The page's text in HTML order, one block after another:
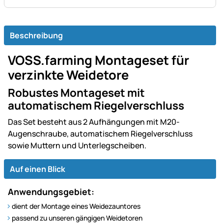
Beschreibung
VOSS.farming Montageset für
verzinkte Weidetore
Robustes Montageset mit
automatischem Riegelverschluss
Das Set besteht aus 2 Aufhängungen mit M20-
Augenschraube, automatischem Riegelverschluss
sowie Muttern und Unterlegscheiben.
Auf einen Blick
Anwendungsgebiet:
dient der Montage eines Weidezauntores
passend zu unseren gängigen Weidetoren